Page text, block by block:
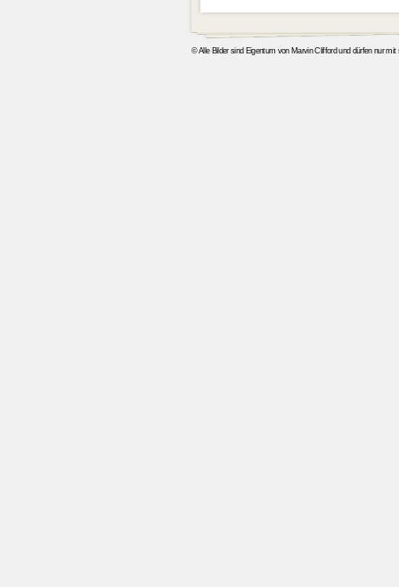
© Alle Bilder sind Eigentum von Marvin Clifford und dürfen nur